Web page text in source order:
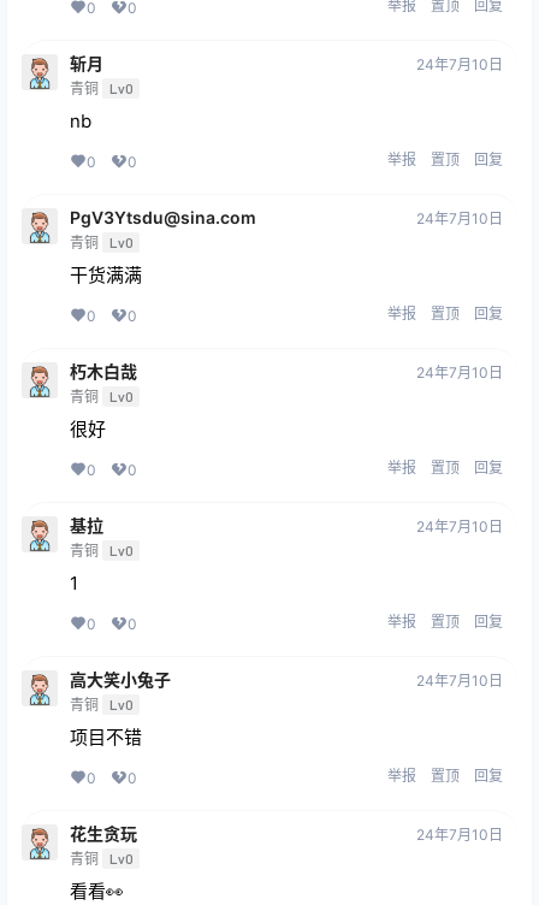
0 0 举报 置顶 回复
斩月
青铜 Lv0
24年7月10日
nb
0 0 举报 置顶 回复
PgV3Ytsdu@sina.com
青铜 Lv0
24年7月10日
干货满满
0 0 举报 置顶 回复
朽木白哉
青铜 Lv0
24年7月10日
很好
0 0 举报 置顶 回复
基拉
青铜 Lv0
24年7月10日
1
0 0 举报 置顶 回复
高大笑小兔子
青铜 Lv0
24年7月10日
项目不错
0 0 举报 置顶 回复
花生贪玩
青铜 Lv0
24年7月10日
看看👀